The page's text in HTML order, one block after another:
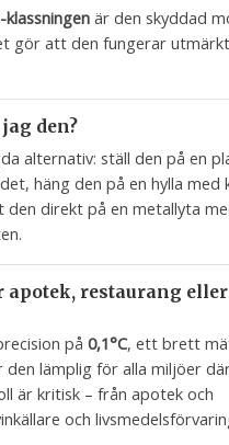
klassningen är den skyddad
gör att den fungerar
den?
alternativ: ställ den på en
häng den på en hylla med
den direkt på en metallyta
apotek, restaurang eller
på0,1°C, ett brett
den lämplig för alla miljöer
är kritisk – från apotek och
och